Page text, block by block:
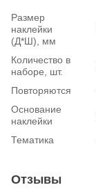
Размер
наклейки
(Д*Ш), мм
Количество в
наборе, шт.
Повторяются
Основание
наклейки
Тематика
Отзывы